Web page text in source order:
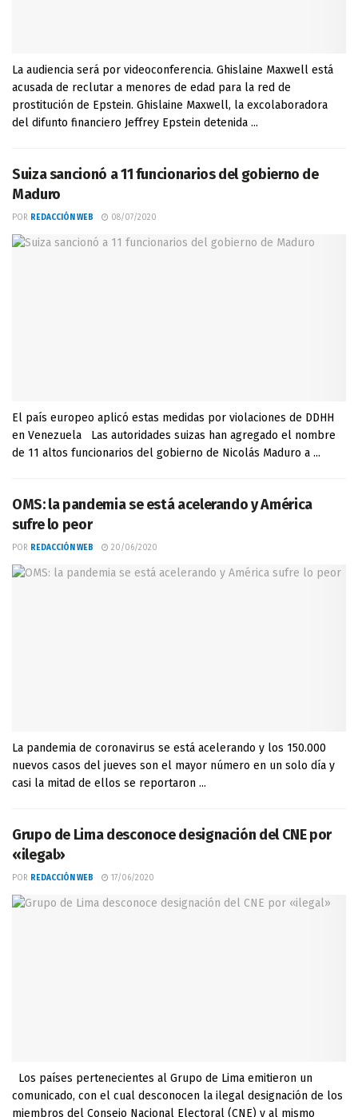
La audiencia será por videoconferencia. Ghislaine Maxwell está
acusada de reclutar a menores de edad para la red de
prostitución de Epstein. Ghislaine Maxwell, la excolaboradora
del difunto financiero Jeffrey Epstein detenida ...
Suiza sancionó a 11 funcionarios del gobierno de
Maduro
POR REDACCIÓN WEB 08/07/2020
El país europeo aplicó estas medidas por violaciones de DDHH
en Venezuela Las autoridades suizas han agregado el nombre
de 11 altos funcionarios del gobierno de Nicolás Maduro a ...
OMS: la pandemia se está acelerando y América
sufre lo peor
POR REDACCIÓN WEB 20/06/2020
La pandemia de coronavirus se está acelerando y los 150.000
nuevos casos del jueves son el mayor número en un solo día y
casi la mitad de ellos se reportaron ...
Grupo de Lima desconoce designación del CNE por
«ilegal»
POR REDACCIÓN WEB 17/06/2020
Los países pertenecientes al Grupo de Lima emitieron un
comunicado, con el cual desconocen la ilegal designación de los
miembros del Consejo Nacional Electoral (CNE) y al mismo